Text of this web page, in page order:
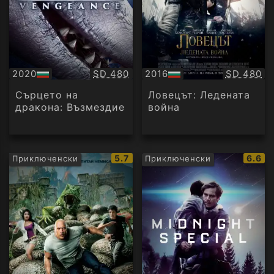
2020
БГ
аудио
Качество:
SD 480
Сърцето на
дракона: Възмездие
2016
БГ
аудио
SD 480
Ловецът: Ледената
война
Приключенски
IMDb
рейтинг:
5.7 Приключенски
IMDb
6.6